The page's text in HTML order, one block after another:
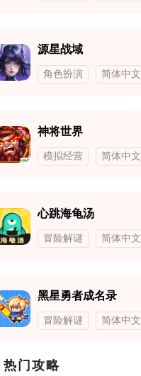
源星战域
角色扮演 简体中文
神将世界
模拟经营 简体中文
心跳海龟汤
冒险解谜 简体中文
黑星勇者成名录
冒险解谜 简体中文
热门攻略